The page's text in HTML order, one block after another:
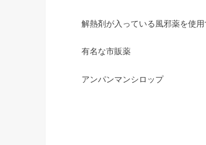
解熱剤が入っている風邪薬を使用
有名な市販薬
アンパンマンシロップ